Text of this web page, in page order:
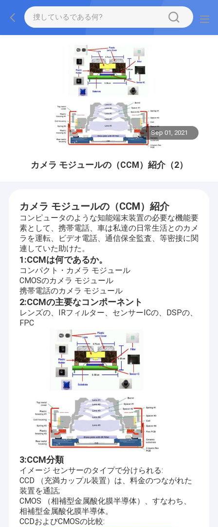
Sep 01, 2021
カメラ モジュールの（CCM）紹介（2）
カメラ モジュールの（CCM）紹介
コンピュータのような知能端末装置の必要な機能要
素として、携帯電話、車は私達の日常生活とのカメ
ラを運転、ビデオ電話、通信保全監査、等密接に関
連していた助けた。
1:CCMは何であるか。
コンパクト・カメラ モジュール
CMOSのカメラ モジュール
携帯電話のカメラ モジュール
2:CCMの主要なコンポーネント
レンズの、IRフィルター、センサーICの、DSPの、
FPC
3:CCM分類
イメージ センサーのタイプで分けられる:
CCD （充満カップル装置）は、料金のつながれた
装置を通話;
CMOS （相補型金属酸化膜半導体）、すなわち、
相補型金属酸化膜半導体。
CCDおよびCMOSの比較: